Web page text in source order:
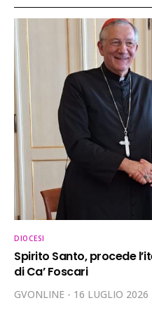
DIOCESI
Spirito Santo, procede
di Ca’ Foscari
GVONLINE 16 LUGLIO 2026